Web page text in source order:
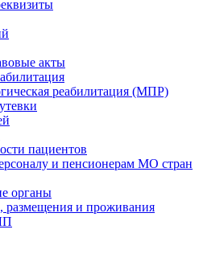
акты
реабилитация (МПР)
пациентов
и пенсионерам МО стран
органы
размещения и проживания